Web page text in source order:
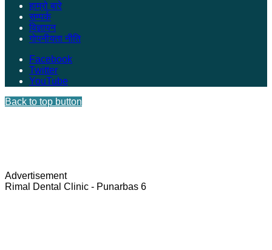
हाम्रो बारे
सम्पर्क
विज्ञापन
गोपनीयता नीति
Facebook
Twitter
YouTube
Back to top button
Advertisement
Rimal Dental Clinic - Punarbas 6